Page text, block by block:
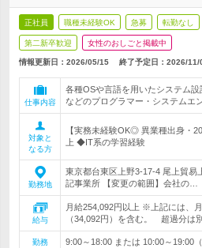
正社員 職種未経験OK 急募 転勤なし
第二新卒歓迎 女性のおしごと掲載中
情報更新日：2026/05/15 終了予定日： 2026/11/
仕事内容
各種OSや言語を用いたシステム
などのプログラマー・システムエ
対象と
なる方
【実務未経験OK◎ 異業種出身・
上 ◆IT系の学習経験
勤務地
東京都台東区上野3-17-4 尾上貿易
記事業所 【変更の範囲】会社の…
給与
月給254,092円以上 ※上記には、
（34,092円）を含む。 超過分は
勤務
9:00～18:00 または 10:00～19:00